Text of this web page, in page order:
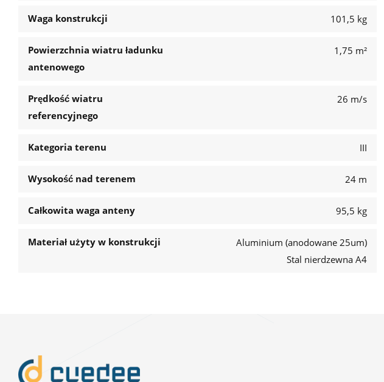
Waga konstrukcji 101,5 kg
Powierzchnia wiatru ładunku
antenowego
1,75 m²
Prędkość wiatru
referencyjnego
26 m/s
Kategoria terenu III
Wysokość nad terenem 24 m
Całkowita waga anteny 95,5 kg
Materiał użyty w konstrukcji
Aluminium (anodowane 25um)
Stal nierdzewna A4